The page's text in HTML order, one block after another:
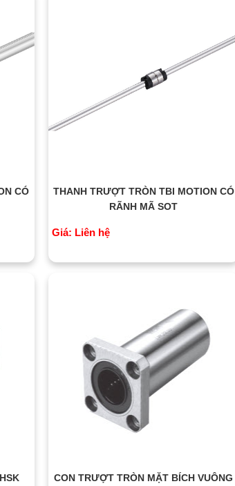
CÓ
THANH TRƯỢT TRÒN TBI MOTION CÓ
RÃNH MÃ SOT
Giá: Liên hệ
CON TRƯỢT TRÒN MẶT BÍCH VUÔNG